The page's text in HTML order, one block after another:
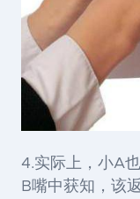
4.实际上，小A
B嘴中获知，该